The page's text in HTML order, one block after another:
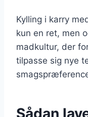
Kylling i karry
kun en ret, men
madkultur, der
tilpasse sig nye
Sådan